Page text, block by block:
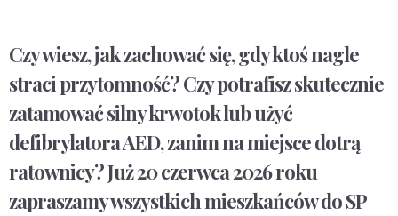
Czy wiesz, jak zachować się, gdy ktoś nagle
straci przytomność? Czy potrafisz skutecznie
zatamować silny krwotok lub użyć
defibrylatora AED, zanim na miejsce dotrą
ratownicy? Już 20 czerwca 2026 roku
zapraszamy wszystkich mieszkańców do SP